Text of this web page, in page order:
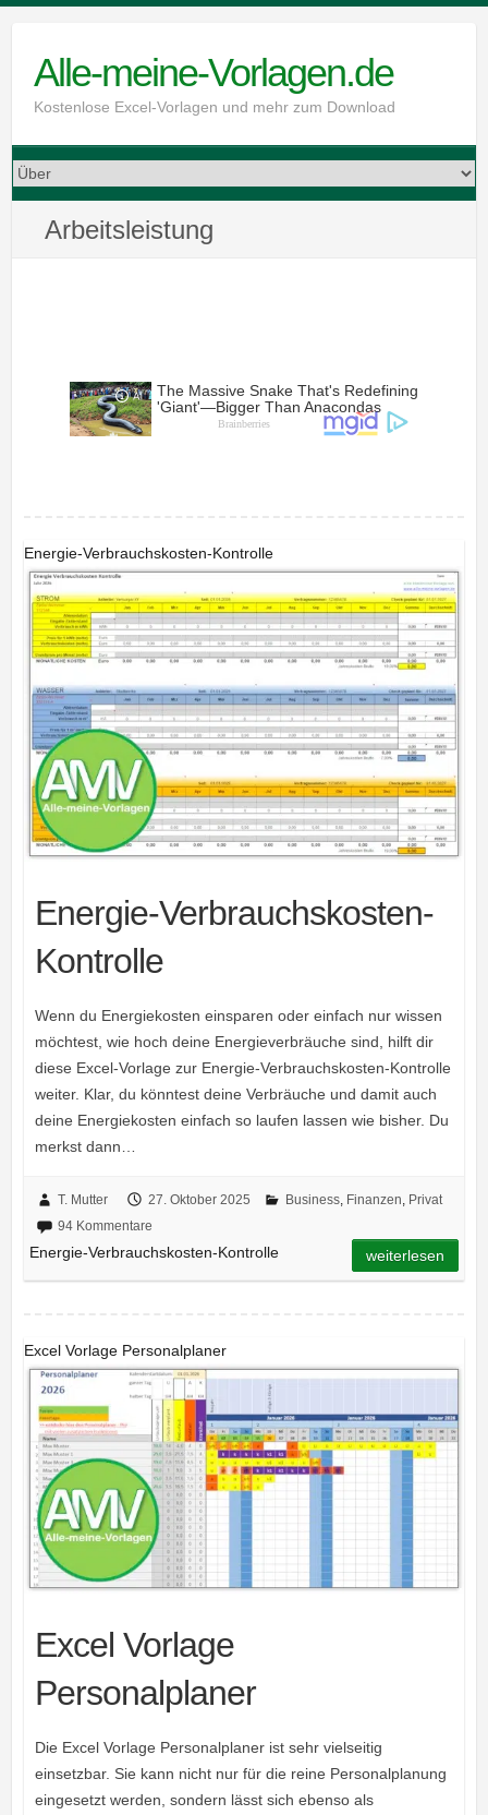
contentAlle-meine-Vorlagen.de
Kostenlose Excel-Vorlagen und mehr zum Download
Arbeitsleistung
Energie-Verbrauchskosten-Kontrolle
Energie-Verbrauchskosten-
Kontrolle
Wenn du Energiekosten einsparen oder einfach nur wissen
möchtest, wie hoch deine Energieverbräuche sind, hilft dir
diese Excel-Vorlage zur Energie-Verbrauchskosten-Kontrolle
weiter. Klar, du könntest deine Verbräuche und damit auch
deine Energiekosten einfach so laufen lassen wie bisher. Du
merkst dann…
T. Mutter 27. Oktober 2025 Business, Finanzen, Privat
94 Kommentare
Energie-Verbrauchskosten-Kontrolle weiterlesen
Excel Vorlage Personalplaner
Excel Vorlage
Personalplaner
Die Excel Vorlage Personalplaner ist sehr vielseitig
einsetzbar. Sie kann nicht nur für die reine Personalplanung
eingesetzt werden, sondern lässt sich ebenso als